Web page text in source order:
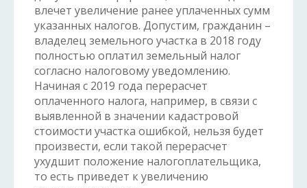
влечет увеличение ранее уплаченных сумм
указанных налогов. Допустим, гражданин –
владелец земельного участка в 2018 году
полностью оплатил земельный налог
согласно налоговому уведомлению.
Начиная с 2019 года перерасчет
оплаченного налога, например, в связи с
выявленной в значении кадастровой
стоимости участка ошибкой, нельзя будет
произвести, если такой перерасчет
ухудшит положение налогоплательщика,
то есть приведет к увеличению